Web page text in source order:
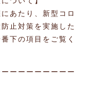
あたり、新型コロ
止対策を実施した
下の項目をご覧く
ーーーーーーーー